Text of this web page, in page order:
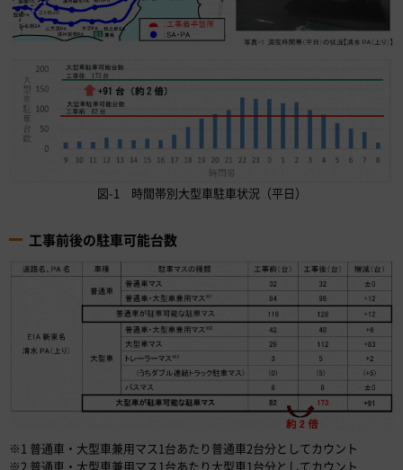
図-1 時間帯別大型車駐車状況（平日）
工事前後の駐車可能台数
※1 普通車・大型車兼用マス1台あたり普通車2台分としてカウント
※2 普通車・大型車兼用マス1台あたり大型車1台分としてカウント